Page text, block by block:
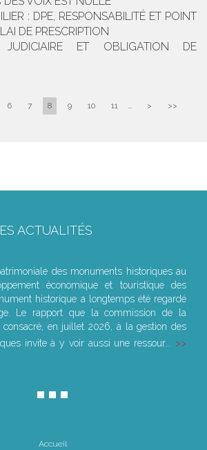
: DPE, RESPONSABILITÉ ET POINT
DE PRESCRIPTION
JUDICIAIRE ET OBLIGATION DE
6 7 8 9 10 11 ... > >>
ACTUALITÉS
des monuments historiques au
économique et touristique des
historique a longtemps été regardé
Le rapport que la commission de la
en juillet 2026, à la gestion des
invite à y voir aussi une ressour...
Accueil